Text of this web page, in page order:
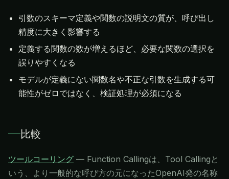
引数のスキーマ定義や関数の説明文の質が、呼び出し
精度に大きく影響する
定義する関数の数が増えるほど、必要な関数の選択を
誤りやすくなる
モデルが定義にない関数名や不正な引数を生成する可
能性がゼロではなく、検証処理が必須になる
比較
ツールコーリング — Function Callingは、Tool Callingと
いう、より一般的な呼び方の元になったOpenAI発の名称